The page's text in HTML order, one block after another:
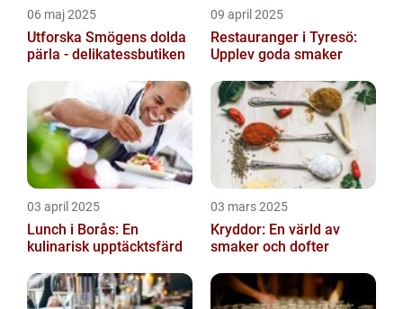
06 maj 2025
Utforska Smögens dolda
pärla - delikatessbutiken
09 april 2025
Restauranger i Tyresö:
Upplev goda smaker
03 april 2025
Lunch i Borås: En
kulinarisk upptäcktsfärd
03 mars 2025
Kryddor: En värld av
smaker och dofter